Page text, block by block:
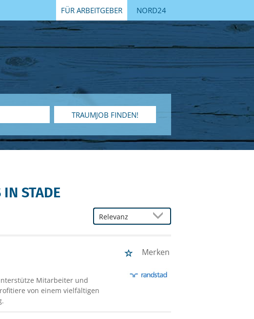
FÜR ARBEITGEBER NORD24
TRAUMJOB FINDEN!
IN STADE
Merken
Mitarbeiter und
von einem vielfältigen